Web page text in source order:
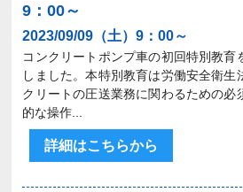
2023/09/09（土）9：00～
9：00～
コンクリートポンプ車の初回特別教育
しました。本特別教育は労働安全衛生
クリートの圧送業務に関わるための必
的な操作...
詳細はこちらから